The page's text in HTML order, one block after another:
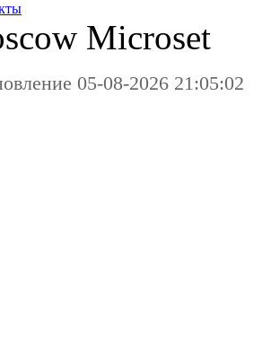
Microset
05-08-2026 21:05:02